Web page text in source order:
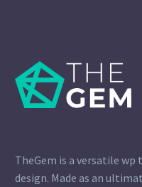
TheGem is a versatile
design. Made as an